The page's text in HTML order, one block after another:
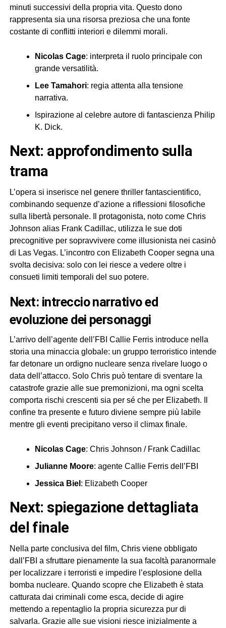
minuti successivi della propria vita. Questo dono
rappresenta sia una risorsa preziosa che una fonte
costante di conflitti interiori e dilemmi morali.
Nicolas Cage: interpreta il ruolo principale con
grande versatilità.
Lee Tamahori: regia attenta alla tensione
narrativa.
Ispirazione al celebre autore di fantascienza Philip
K. Dick.
next: approfondimento sulla
trama
L’opera si inserisce nel genere thriller fantascientifico,
combinando sequenze d’azione a riflessioni filosofiche
sulla libertà personale. Il protagonista, noto come Chris
Johnson alias Frank Cadillac, utilizza le sue doti
precognitive per sopravvivere come illusionista nei casinò
di Las Vegas. L’incontro con Elizabeth Cooper segna una
svolta decisiva: solo con lei riesce a vedere oltre i
consueti limiti temporali del suo potere.
next: intreccio narrativo ed
evoluzione dei personaggi
L’arrivo dell’agente dell’FBI Callie Ferris introduce nella
storia una minaccia globale: un gruppo terroristico intende
far detonare un ordigno nucleare senza rivelare luogo o
data dell’attacco. Solo Chris può tentare di sventare la
catastrofe grazie alle sue premonizioni, ma ogni scelta
comporta rischi crescenti sia per sé che per Elizabeth. Il
confine tra presente e futuro diviene sempre più labile
mentre gli eventi precipitano verso il climax finale.
Nicolas Cage: Chris Johnson / Frank Cadillac
Julianne Moore: agente Callie Ferris dell’FBI
Jessica Biel : Elizabeth Cooper
next: spiegazione dettagliata
del finale
Nella parte conclusiva del film, Chris viene obbligato
dall’FBI a sfruttare pienamente la sua facoltà paranormale
per localizzare i terroristi e impedire l’esplosione della
bomba nucleare. Quando scopre che Elizabeth è stata
catturata dai criminali come esca, decide di agire
mettendo a repentaglio la propria sicurezza pur di
salvarla. Grazie alle sue visioni riesce inizialmente a